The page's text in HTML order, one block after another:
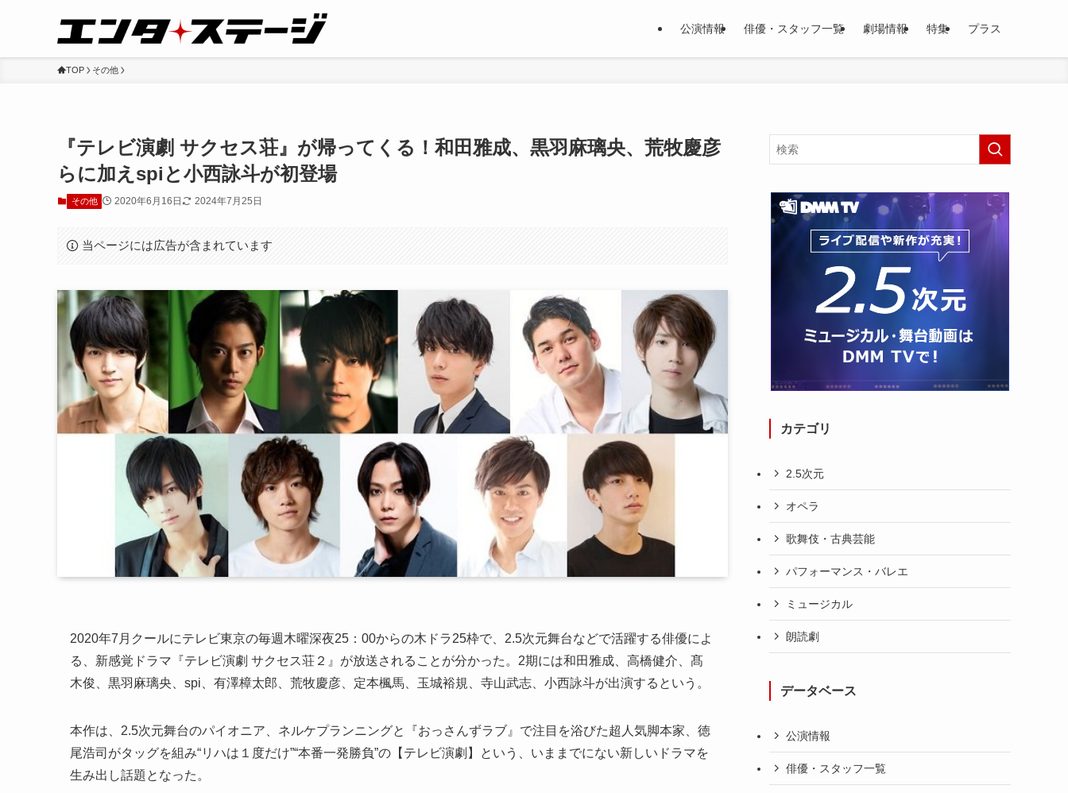
公演情報 俳優・スタッフ一覧 劇場情報 特集 プラス
TOP その他
『テレビ演劇 サクセス荘』が帰ってくる！和田雅成、黒羽麻璃央、荒牧慶彦
らに加えspiと小西詠斗が初登場
その他 2020年6月16日 2024年7月25日
当ページには広告が含まれています
2020年7月クールにテレビ東京の毎週木曜深夜25：00からの木ドラ25枠で、2.5次元舞台などで活躍する俳優によ
る、新感覚ドラマ『テレビ演劇 サクセス荘２』が放送されることが分かった。2期には和田雅成、高橋健介、髙
木俊、黒羽麻璃央、spi、有澤樟太郎、荒牧慶彦、定本楓馬、玉城裕規、寺山武志、小西詠斗が出演するという。
本作は、2.5次元舞台のパイオニア、ネルケプランニングと『おっさんずラブ』で注目を浴びた超人気脚本家、徳
尾浩司がタッグを組み“リハは１度だけ”“本番一発勝負”の【テレビ演劇】という、いままでにない新しいドラマを
生み出し話題となった。
カテゴリ
2.5次元
オペラ
歌舞伎・古典芸能
パフォーマンス・バレエ
ミュージカル
朗読劇
データベース
公演情報
俳優・スタッフ一覧